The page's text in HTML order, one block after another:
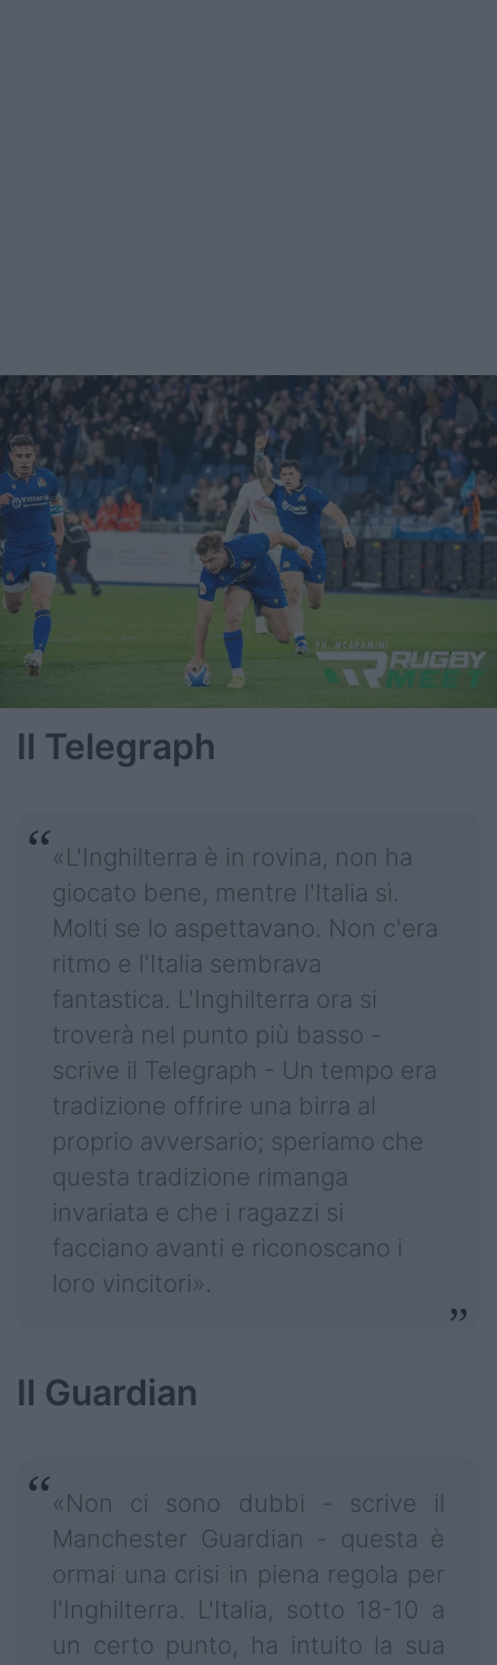
Il Telegraph
«L'Inghilterra è in rovina, non ha
giocato bene, mentre l'Italia sì.
Molti se lo aspettavano. Non c'era
ritmo e l'Italia sembrava
fantastica. L'Inghilterra ora si
troverà nel punto più basso -
scrive il Telegraph - Un tempo era
tradizione offrire una birra al
proprio avversario; speriamo che
questa tradizione rimanga
invariata e che i ragazzi si
facciano avanti e riconoscano i
loro vincitori».
Il Guardian
«Non ci sono dubbi - scrive il
Manchester Guardian - questa è
ormai una crisi in piena regola per
l'Inghilterra. L'Italia, sotto 18-10 a
un certo punto, ha intuito la sua